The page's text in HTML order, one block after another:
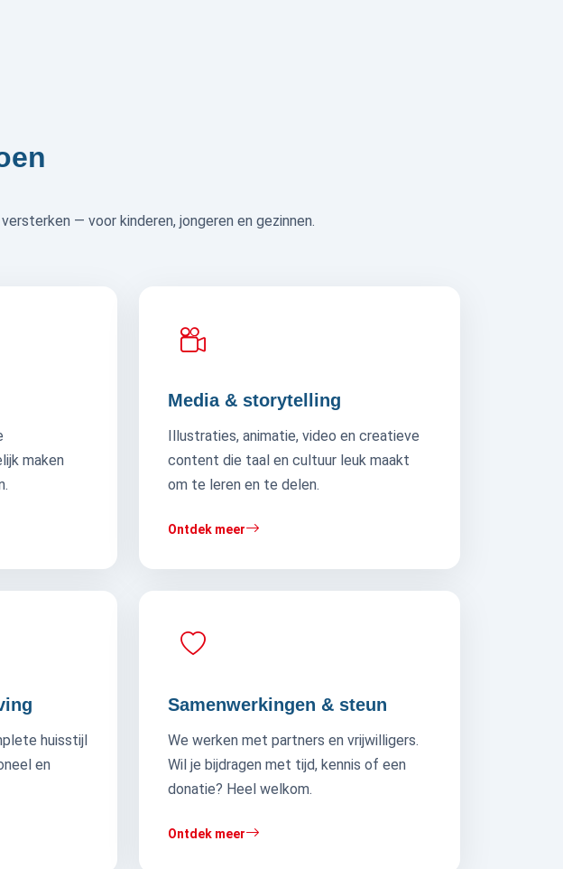
— voor kinderen, jongeren en gezinnen.
maken
Media & storytelling
Illustraties, animatie, video en creatieve
content die taal en cultuur leuk maakt
om te leren en te delen.
Ontdek meer
huisstijl
en
Samenwerkingen & steun
We werken met partners en vrijwilligers.
Wil je bijdragen met tijd, kennis of een
donatie? Heel welkom.
Ontdek meer